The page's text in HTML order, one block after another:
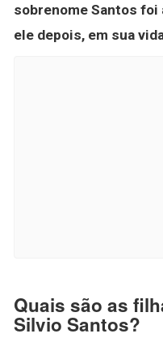
sobrenome Santos
ele depois, em sua
Quais são as
Silvio Santos?